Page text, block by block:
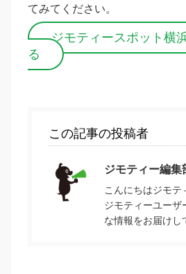
てみてください。
ジモティースポット横
る
この記事の投稿者
ジモティー編集
こんにちはジモテ
ジモティーユーザ
な情報をお届けし